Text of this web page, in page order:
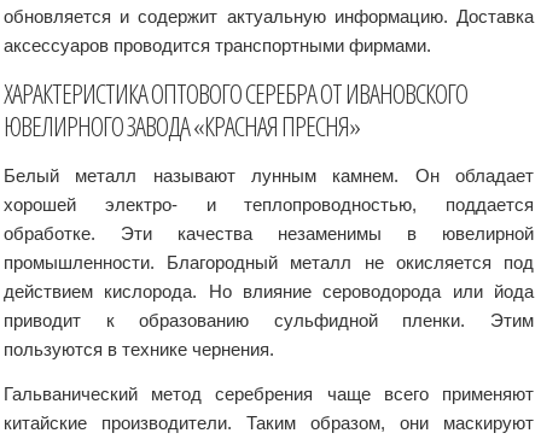
обновляется и содержит актуальную информацию. Доставка
аксессуаров проводится транспортными фирмами.
ХАРАКТЕРИСТИКА ОПТОВОГО СЕРЕБРА ОТ ИВАНОВСКОГО
ЮВЕЛИРНОГО ЗАВОДА «КРАСНАЯ ПРЕСНЯ»
Белый металл называют лунным камнем. Он обладает
хорошей электро- и теплопроводностью, поддается
обработке. Эти качества незаменимы в ювелирной
промышленности. Благородный металл не окисляется под
действием кислорода. Но влияние сероводорода или йода
приводит к образованию сульфидной пленки. Этим
пользуются в технике чернения.
Гальванический метод серебрения чаще всего применяют
китайские производители. Таким образом, они маскируют